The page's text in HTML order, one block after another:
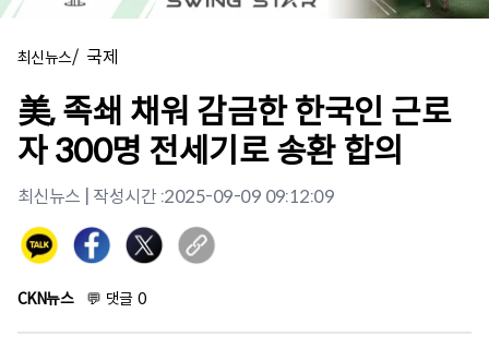
최신뉴스/ 국제
美, 족쇄 채워 감금한 한국인 근로
자 300명 전세기로 송환 합의
최신뉴스 | 작성시간 :2025-09-09 09:12:09
CKN뉴스 💬 댓글 0